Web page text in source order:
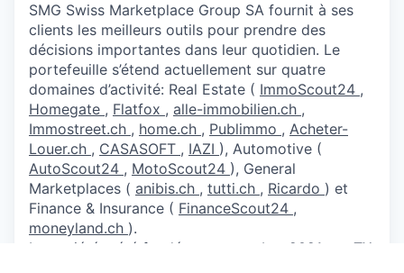
SMG Swiss Marketplace Group SA fournit à ses
clients les meilleurs outils pour prendre des
décisions importantes dans leur quotidien. Le
portefeuille s’étend actuellement sur quatre
domaines d’activité: Real Estate ( ImmoScout24 ,
Homegate , Flatfox , alle-immobilien.ch ,
Immostreet.ch , home.ch , Publimmo , Acheter-
Louer.ch , CASASOFT , IAZI ), Automotive (
AutoScout24 , MotoScout24 ), General
Marketplaces ( anibis.ch , tutti.ch , Ricardo ) et
Finance & Insurance ( FinanceScout24 ,
moneyland.ch ).
La société a été fondée en novembre 2021 par TX